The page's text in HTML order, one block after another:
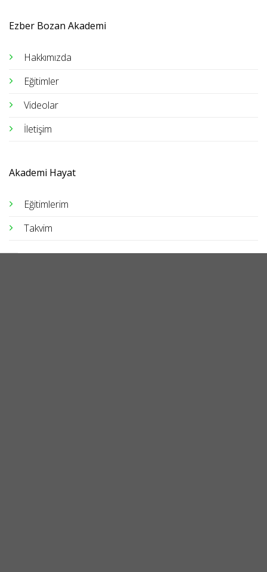
Ezber Bozan Akademi
Hakkımızda
Eğitimler
Videolar
İletişim
Akademi Hayat
Eğitimlerim
Takvim